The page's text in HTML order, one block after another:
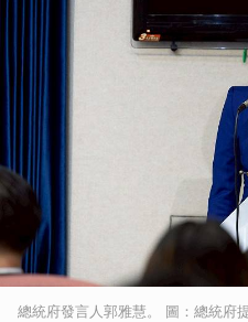
總統府發言人郭雅慧。 圖：總統府